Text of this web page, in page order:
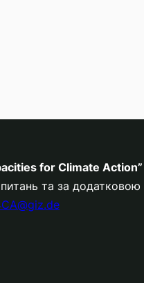
for Climate
та за